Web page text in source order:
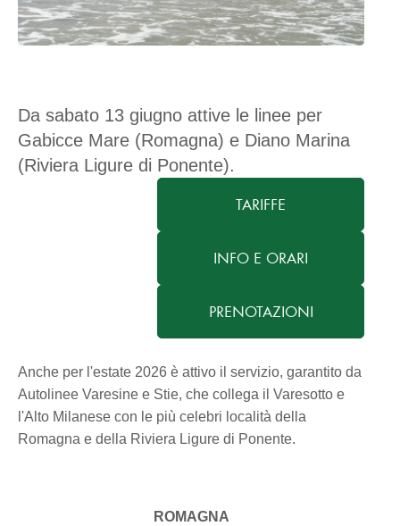
Da sabato 13 giugno attive le linee per
Gabicce Mare (Romagna) e Diano Marina
(Riviera Ligure di Ponente).
TARIFFE
INFO E ORARI
PRENOTAZIONI
Anche per l'estate 2026 è attivo il servizio, garantito da
Autolinee Varesine e Stie, che collega il Varesotto e
l'Alto Milanese con le più celebri località della
Romagna e della Riviera Ligure di Ponente.
ROMAGNA